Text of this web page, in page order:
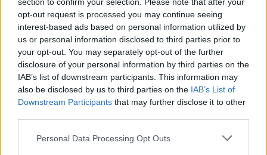
opt-out request is processed you may continue seeing
interest-based ads based on personal information utilized by
us or personal information disclosed to third parties prior to
your opt-out. You may separately opt-out of the further
disclosure of your personal information by third parties on the
IAB’s list of downstream participants. This information may
also be disclosed by us to third parties on the IAB’s List of
Downstream Participants that may further disclose it to other
Personal Data Processing Opt Outs